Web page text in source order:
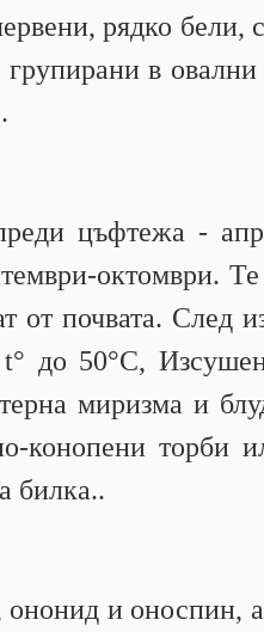
рядко
групирани в
цъфтежа -
октомври.
от почвата. След
до 50°С,
миризма и
конопени торби
билка..
ононид и оноспин,